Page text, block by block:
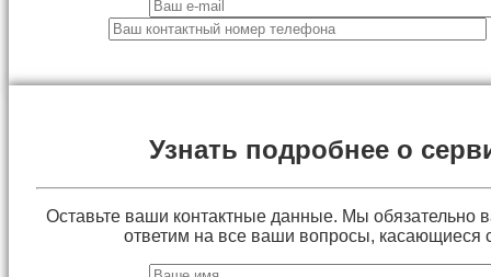
Узнать подробнее о
Оставьте ваши контактные данные. Мы обязательно
ответим на все ваши вопросы, касающиеся